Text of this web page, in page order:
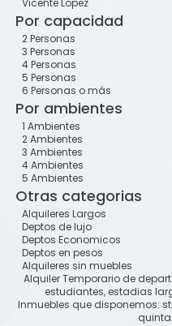
Vicente Lopez
Por capacidad
2 Personas
3 Personas
4 Personas
5 Personas
6 Personas o más
Por ambientes
1 Ambientes
2 Ambientes
3 Ambientes
4 Ambientes
5 Ambientes
Otras categorias
Alquileres Largos
Deptos de lujo
Deptos Economicos
Deptos en pesos
Alquileres sin muebles
Alquiler Temporario de
estudiantes, estadias
Inmuebles que disponemos: